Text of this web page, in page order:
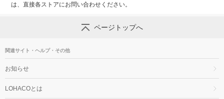
は、直接各ストアにお問い合わせください。
ページトップへ
関連サイト・ヘルプ・その他
お知らせ
LOHACOとは